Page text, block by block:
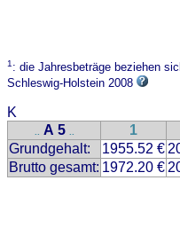
1: die Jahresbeträge beziehen
Schleswig-Holstein 2008
K
.. A 5 .. 1
Grundgehalt:
1955.52 €
Brutto gesamt: 1972.20 €